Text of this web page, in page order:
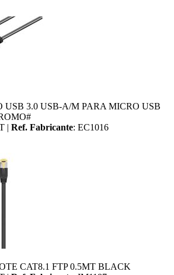
USB 3.0 USB-A/M PARA MICRO USB
| Ref. Fabricante: EC1016
CAT8.1 FTP 0.5MT BLACK